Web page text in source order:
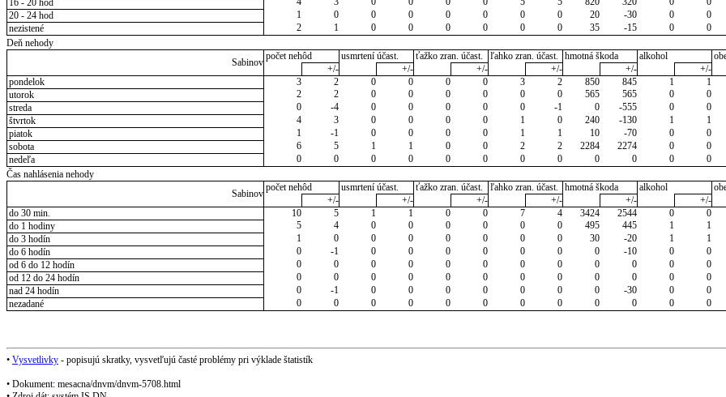
16 - 20 hod
20 - 24 hod
1 0 0 0 0 0 0 0 20 -30 0 0
nezistené
2 1 0 0 0 0 0 0 35 -15 0 0
Deň nehody
Sabinov
počet nehôd usmrtení účast. ťažko zran. účast. ľahko zran. účast. hmotná škoda alkohol
+/-
+/- +/- +/- +/- +/-
pondelok
3 2 0 0 0 0 3 2 850 845 1 1
utorok
2 2 0 0 0 0 0 0 565 565 0 0
streda
0 -4 0 0 0 0 0 -1 0 -555 0 0
štvrtok
4 3 0 0 0 0 1 0 240 -130 1 1
piatok
1 -1 0 0 0 0 1 1 10 -70 0 0
sobota
6 5 1 1 0 0 2 2 2284 2274 0 0
nedeľa
0 0 0 0 0 0 0 0 0 0 0 0
Čas nahlásenia nehody
Sabinov
počet nehôd usmrtení účast. ťažko zran. účast. ľahko zran. účast. hmotná škoda alkohol
+/-
+/- +/- +/- +/- +/-
do 30 min.
10 5 1 1 0 0 7 4 3424 2544 0 0
do 1 hodiny
5 4 0 0 0 0 0 0 495 445 1 1
do 3 hodín
1 0 0 0 0 0 0 0 30 -20 1 1
do 6 hodín
0 -1 0 0 0 0 0 0 0 -10 0 0
od 6 do 12 hodín
0 0 0 0 0 0 0 0 0 0 0 0
od 12 do 24 hodín
0 0 0 0 0 0 0 0 0 0 0 0
nad 24 hodín
0 -1 0 0 0 0 0 0 0 -30 0 0
nezadané
0 0 0 0 0 0 0 0 0 0 0 0
• Vysvetlivky - popisujú skratky, vysvetľujú časté problémy pri výklade štatistík
• Dokument: mesacna/dnvm/dnvm-5708.html